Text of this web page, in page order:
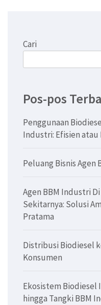
Cari
Pos-pos
Penggunaan
Industri: Efisien atau
Peluang Bisnis Agen
Agen BBM Industri
Sekitarnya: Solusi
Pratama
Distribusi Biodiesel
Konsumen
Ekosistem Biodiesel
hingga Tangki BBM